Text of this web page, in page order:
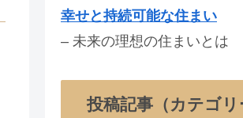
幸せと持続可能な住まい
– 未来の理想の住まいとは
投稿記事（カテゴリ